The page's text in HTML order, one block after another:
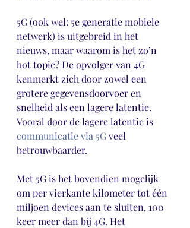
5G (ook wel: 5e generatie mobiele
netwerk) is uitgebreid in het
nieuws, maar waarom is het zo’n
hot topic? De opvolger van 4G
kenmerkt zich door zowel een
grotere gegevensdoorvoer en
snelheid als een lagere latentie.
Vooral door de lagere latentie is
communicatie via 5G veel
betrouwbaarder.
Met 5G is het bovendien mogelijk
om per vierkante kilometer tot één
miljoen devices aan te sluiten, 100
keer meer dan bij 4G. Het